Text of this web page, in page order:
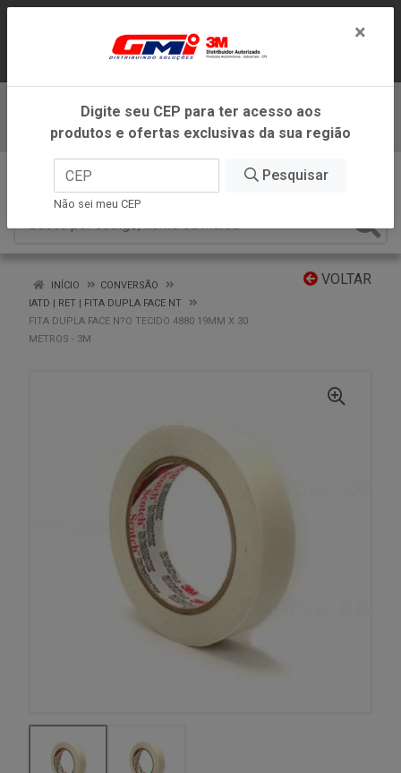
ATENDIMENTO DENTRO DO ESTADO DE
MINAS GERAIS.
Baixe já nosso APP
VOLTAR
INÍCIO
CONVERSÃO
IATD | RET | FITA DUPLA FACE NT
FITA DUPLA FACE N?O TECIDO 4880 19MM X 30
METROS - 3M
×
Digite seu CEP para ter acesso aos
produtos e ofertas exclusivas da sua região
Pesquisar
Não sei meu CEP